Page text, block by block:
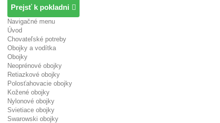
Prejsť k pokladni
Navigačné menu
Úvod
Chovateľské potreby
Obojky a vodítka
Obojky
Neoprénové obojky
Retiazkové obojky
Polosťahovacie obojky
Kožené obojky
Nylonové obojky
Svietiace obojky
Swarowski obojky